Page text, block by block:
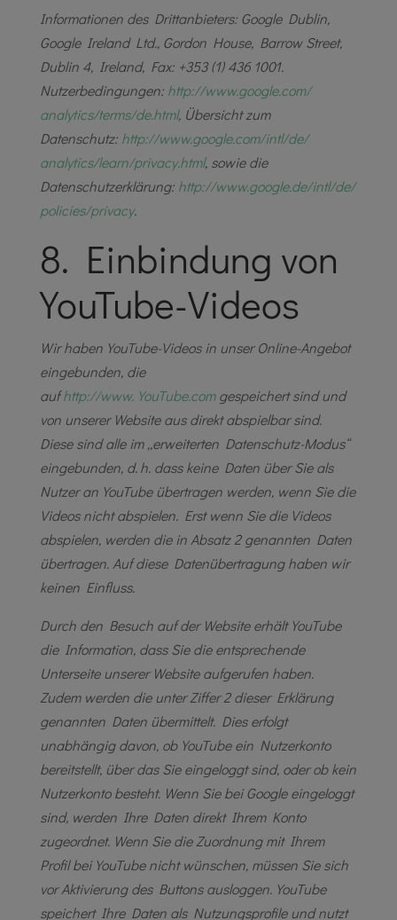
Informationen des Drittanbieters: Google Dublin,
Google Ireland Ltd., Gordon House, Barrow Street,
Dublin 4, Ireland, Fax: +353 (1) 436 1001.
Nutzerbedingungen: http://www.google.com/
analytics/terms/de.html, Übersicht zum
Datenschutz: http://www.google.com/intl/de/
analytics/learn/privacy.html, sowie die
Datenschutzerklärung: http://www.google.de/intl/de/
policies/privacy.
8. Einbindung von
YouTube-Videos
Wir haben YouTube-Videos in unser Online-Angebot
eingebunden, die
aufhttp://www.YouTube.comgespeichert sind und
von unserer Website aus direkt abspielbar sind.
Diese sind alle im „erweiterten Datenschutz-Modus“
eingebunden, d. h. dass keine Daten über Sie als
Nutzer an YouTube übertragen werden, wenn Sie die
Videos nicht abspielen. Erst wenn Sie die Videos
abspielen, werden die in Absatz 2 genannten Daten
übertragen. Auf diese Datenübertragung haben wir
keinen Einfluss.
Durch den Besuch auf der Website erhält YouTube
die Information, dass Sie die entsprechende
Unterseite unserer Website aufgerufen haben.
Zudem werden die unter Ziffer 2 dieser Erklärung
genannten Daten übermittelt. Dies erfolgt
unabhängig davon, ob YouTube ein Nutzerkonto
bereitstellt, über das Sie eingeloggt sind, oder ob kein
Nutzerkonto besteht. Wenn Sie bei Google eingeloggt
sind, werden Ihre Daten direkt Ihrem Konto
zugeordnet. Wenn Sie die Zuordnung mit Ihrem
Profil bei YouTube nicht wünschen, müssen Sie sich
vor Aktivierung des Buttons ausloggen. YouTube
speichert Ihre Daten als Nutzungsprofile und nutzt